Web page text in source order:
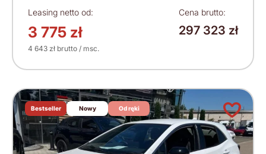
Leasing netto od:
3 775 zł
4 643 zł brutto / msc.
Cena brutto:
297 323 zł
Bestseller Nowy Od ręki